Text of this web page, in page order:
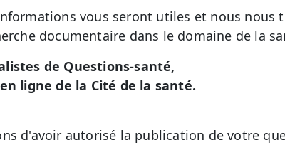
vous seront utiles et nous nous
documentaire dans le domaine de la
de Questions-santé,
ligne de la Cité de la santé.
d'avoir autorisé la publication de votre